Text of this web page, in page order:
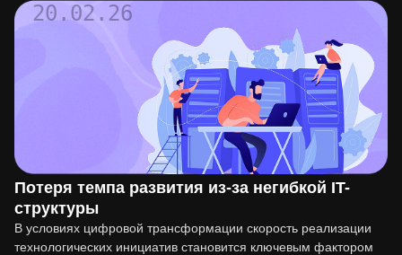
20.02.26
Потеря темпа развития из-за негибкой IT-
структуры
В условиях цифровой трансформации скорость реализации
технологических инициатив становится ключевым фактором